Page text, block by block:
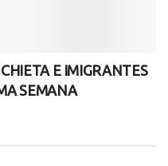
E IMIGRANTES
SEMANA